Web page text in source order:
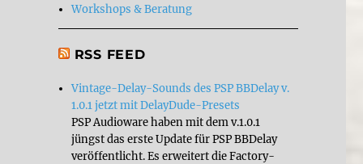
Workshops & Beratung
RSS FEED
Vintage-Delay-Sounds des PSP BBDelay v.
1.0.1 jetzt mit DelayDude-Presets
PSP Audioware haben mit dem v.1.0.1
jüngst das erste Update für PSP BBDelay
veröffentlicht. Es erweitert die Factory-